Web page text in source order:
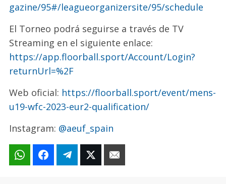
gazine/95#/leagueorganizersite/95/schedule
El Torneo podrá seguirse a través de TV
Streaming en el siguiente enlace:
https://app.floorball.sport/Account/Login?
returnUrl=%2F
Web oficial: https://floorball.sport/event/mens-
u19-wfc-2023-eur2-qualification/
Instagram: @aeuf_spain